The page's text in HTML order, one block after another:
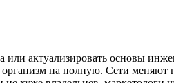
или актуализировать основы
организм на полную. Сети